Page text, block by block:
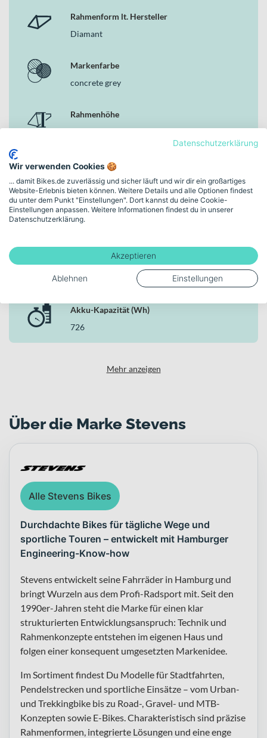
Rahmenform lt. Hersteller
Diamant
Markenfarbe
concrete grey
Rahmenhöhe
18"
Schaltungstyp
Kettenschaltung
Bremsen
Shimano EP801
Akku-Kapazität (Wh)
726
Mehr anzeigen
Über die Marke Stevens
Alle Stevens Bikes
Durchdachte Bikes für tägliche Wege und
sportliche Touren – entwickelt mit Hamburger
Engineering-Know-how
Stevens entwickelt seine Fahrräder in Hamburg und
bringt Wurzeln aus dem Profi-Radsport mit. Seit den
1990er-Jahren steht die Marke für einen klar
strukturierten Entwicklungsanspruch: Technik und
Rahmenkonzepte entstehen im eigenen Haus und
folgen einer konsequent umgesetzten Markenidee.
Im Sortiment findest Du Modelle für Stadtfahrten,
Pendelstrecken und sportliche Einsätze – vom Urban-
und Trekkingbike bis zu Road-, Gravel- und MTB-
Konzepten sowie E-Bikes. Charakteristisch sind präzise
Rahmenformen, integrierte Lösungen und eine enge
Datenschutzerklärung
Wir verwenden Cookies 🍪
... damit Bikes.de zuverlässig und sicher läuft und wir dir ein großartiges
Website-Erlebnis bieten können. Weitere Details und alle Optionen findest
du unter dem Punkt "Einstellungen". Dort kannst du deine Cookie-
Einstellungen anpassen. Weitere Informationen findest du in unserer
Datenschutzerklärung.
Akzeptieren
Ablehnen Einstellungen